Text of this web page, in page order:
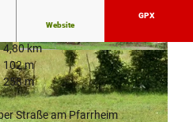
© K. Krajeswki, Kulturland Kreis Höxter, c/o Gf
W im Kreis Höxter mbH |CC-BY-SA
Website
GPX
4,80 km
102 m
258 m
Straße am Pfarrheim